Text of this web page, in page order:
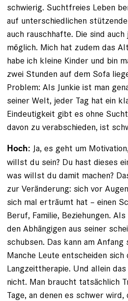
schwierig. Suchtfreies Leben
auf unterschiedlichen
auch rauschhafte. Die sind
möglich. Mich hat zudem das
habe ich kleine Kinder und bin
zwei Stunden auf dem Sofa
Problem: Als Junkie ist man
seiner Welt, jeder Tag hat ein
Eindeutigkeit gibt es ohne
davon zu verabschieden, ist
Hoch: Ja, es geht um
willst du sein? Du hast dieses
was willst du damit machen?
zur Veränderung: sich vor
sich mal erträumt hat – einen
Beruf, Familie, Beziehungen.
den Abhängigen aus seiner
schubsen. Das kann am Anfang
Manche Leute entscheiden sich
Langzeittherapie. Und allein
nicht. Man braucht tatsächlich
Tage, an denen es schwer